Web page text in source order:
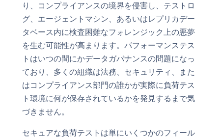
り、コンプライアンスの境界を侵害し、テストロ
グ、エージェントマシン、あるいはレプリカデー
タベース内に検査困難なフォレンジック上の悪夢
を生む可能性が高まります。パフォーマンステス
トはいつの間にかデータガバナンスの問題になっ
ており、多くの組織は法務、セキュリティ、また
はコンプライアンス部門の誰かが実際に負荷テス
ト環境に何が保存されているかを発見するまで気
づきません。
セキュアな負荷テストは単にいくつかのフィール